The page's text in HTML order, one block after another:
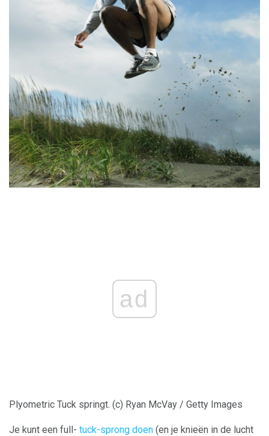
ad
Plyometric Tuck springt. (c) Ryan McVay / Getty Images
Je kunt een full- tuck-sprong doen (en je knieën in de lucht